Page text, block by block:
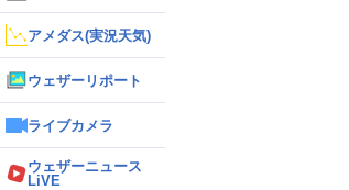
アメダス(実況天気)
ウェザーリポート
ライブカメラ
ウェザーニュース
LiVE